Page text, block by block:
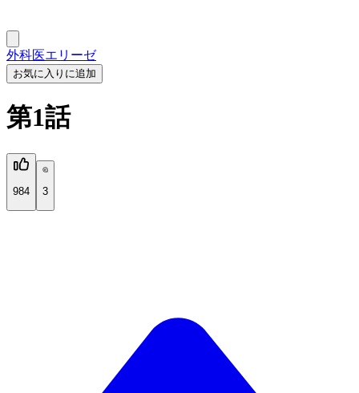
外科医エリーゼ
お気に入りに追加
第1話
984 3